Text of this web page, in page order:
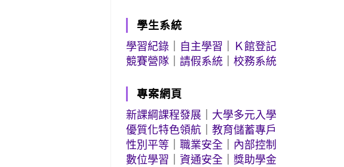
學生系統
學習紀錄
自主學習
Ｋ館登記
競賽營隊 ｜請假系統 ｜校務系統
專案網頁
新課綱課程發展
大學多元入學
優質化特色領航 ｜教育儲蓄專戶
性別平等 ｜職業安全
內部控制
數位學習 ｜資通安全 ｜獎助學金